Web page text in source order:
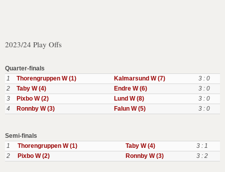
2023/24 Play Offs
Quarter-finals
1
Thorengruppen W (1) Kalmarsund W (7)
3 : 0
2
Taby W (4) Endre W (6)
3 : 0
3
Pixbo W (2) Lund W (8)
3 : 0
4
Ronnby W (3) Falun W (5) 3 : 0
Semi-finals
1
Thorengruppen W (1) Taby W (4)
3 : 1
2
Pixbo W (2) Ronnby W (3) 3 : 2